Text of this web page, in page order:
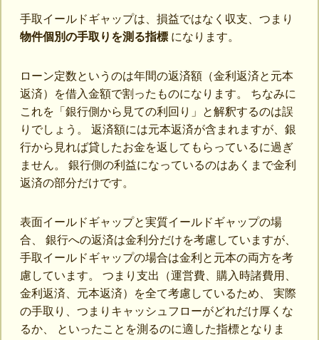
手取イールドギャップは、損益ではなく収支、つまり
物件個別の手取りを測る指標 になります。
ローン定数というのは年間の返済額（金利返済と元本
返済）を借入金額で割ったものになります。 ちなみに
これを「銀行側から見ての利回り」と解釈するのは誤
りでしょう。 返済額には元本返済が含まれますが、銀
行から見れば貸したお金を返してもらっているに過ぎ
ません。 銀行側の利益になっているのはあくまで金利
返済の部分だけです。
表面イールドギャップと実質イールドギャップの場
合、 銀行への返済は金利分だけを考慮していますが、
手取イールドギャップの場合は金利と元本の両方を考
慮しています。 つまり支出（運営費、購入時諸費用、
金利返済、元本返済）を全て考慮しているため、 実際
の手取り、つまりキャッシュフローがどれだけ厚くな
るか、 といったことを測るのに適した指標となりま